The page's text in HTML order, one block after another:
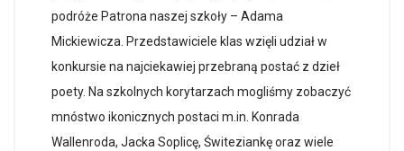
podróże Patrona naszej szkoły – Adama
Mickiewicza. Przedstawiciele klas wzięli udział w
konkursie na najciekawiej przebraną postać z dzieł
poety. Na szkolnych korytarzach mogliśmy zobaczyć
mnóstwo ikonicznych postaci m.in. Konrada
Wallenroda, Jacka Soplicę, Świteziankę oraz wiele